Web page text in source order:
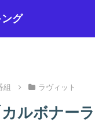
グ
組 ラヴィット
ルボナー